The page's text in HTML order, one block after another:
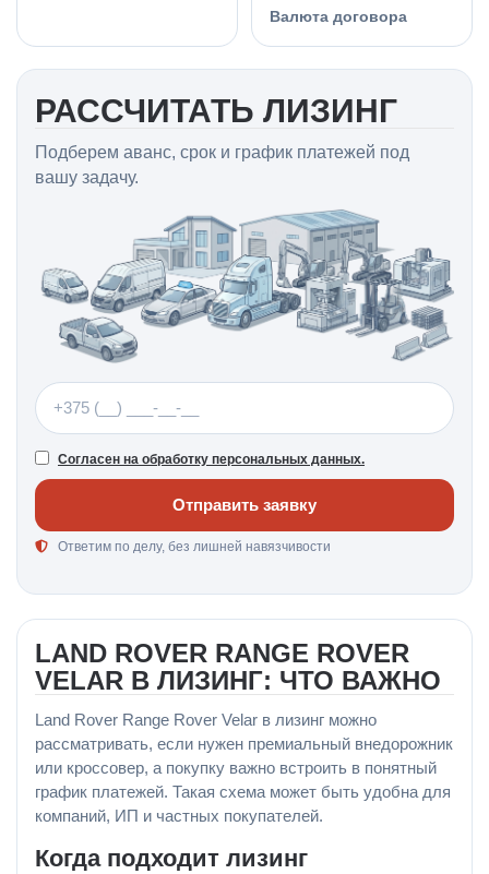
Валюта договора
РАССЧИТАТЬ ЛИЗИНГ
Подберем аванс, срок и график платежей под
вашу задачу.
Телефон
Согласен на обработку персональных данных.
Отправить заявку
Ответим по делу, без лишней навязчивости
LAND ROVER RANGE ROVER
VELAR В ЛИЗИНГ: ЧТО ВАЖНО
Land Rover Range Rover Velar в лизинг можно
рассматривать, если нужен премиальный внедорожник
или кроссовер, а покупку важно встроить в понятный
график платежей. Такая схема может быть удобна для
компаний, ИП и частных покупателей.
Когда подходит лизинг